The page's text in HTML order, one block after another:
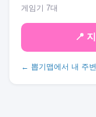
게임기 7대
📍
← 뽑기맵에서 내 주